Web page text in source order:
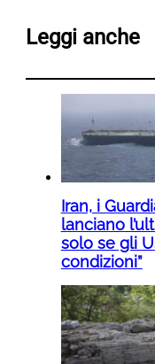
Leggi anche
Iran, i
lanciano
solo se gli
condizioni”